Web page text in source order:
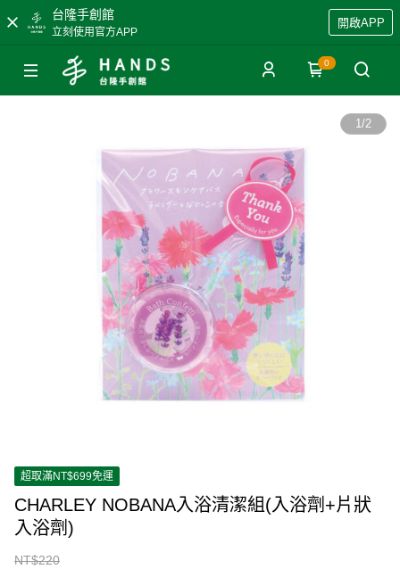
台隆手創館
立刻使用官方APP
開啟APP
0
1/2
超取滿NT$699免運
CHARLEY NOBANA入浴清潔組(入浴劑+片狀
入浴劑)
NT$220